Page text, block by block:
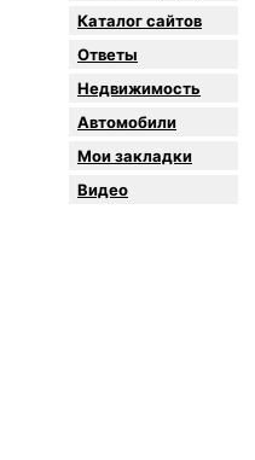
Каталог сайтов
Oтветы
Недвижимость
Автомобили
Мои закладки
Видео